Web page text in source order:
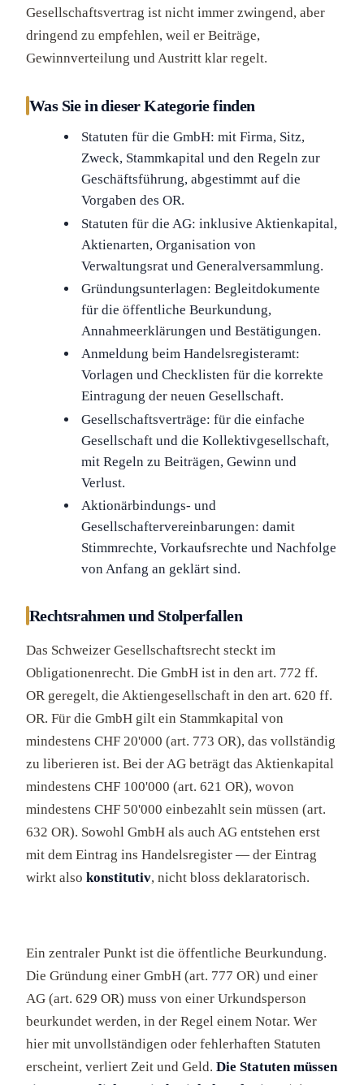
Gesellschaftsvertrag ist nicht immer zwingend, aber
dringend zu empfehlen, weil er Beiträge,
Gewinnverteilung und Austritt klar regelt.
Was Sie in dieser Kategorie finden
Statuten für die GmbH: mit Firma, Sitz,
Zweck, Stammkapital und den Regeln zur
Geschäftsführung, abgestimmt auf die
Vorgaben des OR.
Statuten für die AG: inklusive Aktienkapital,
Aktienarten, Organisation von
Verwaltungsrat und Generalversammlung.
Gründungsunterlagen: Begleitdokumente
für die öffentliche Beurkundung,
Annahmeerklärungen und Bestätigungen.
Anmeldung beim Handelsregisteramt:
Vorlagen und Checklisten für die korrekte
Eintragung der neuen Gesellschaft.
Gesellschaftsverträge: für die einfache
Gesellschaft und die Kollektivgesellschaft,
mit Regeln zu Beiträgen, Gewinn und
Verlust.
Aktionärbindungs- und
Gesellschaftervereinbarungen: damit
Stimmrechte, Vorkaufsrechte und Nachfolge
von Anfang an geklärt sind.
Rechtsrahmen und Stolperfallen
Das Schweizer Gesellschaftsrecht steckt im
Obligationenrecht. Die GmbH ist in den art. 772 ff.
OR geregelt, die Aktiengesellschaft in den art. 620 ff.
OR. Für die GmbH gilt ein Stammkapital von
mindestens CHF 20'000 (art. 773 OR), das vollständig
zu liberieren ist. Bei der AG beträgt das Aktienkapital
mindestens CHF 100'000 (art. 621 OR), wovon
mindestens CHF 50'000 einbezahlt sein müssen (art.
632 OR). Sowohl GmbH als auch AG entstehen erst
mit dem Eintrag ins Handelsregister — der Eintrag
wirkt also konstitutiv, nicht bloss deklaratorisch.
Ein zentraler Punkt ist die öffentliche Beurkundung.
Die Gründung einer GmbH (art. 777 OR) und einer
AG (art. 629 OR) muss von einer Urkundsperson
beurkundet werden, in der Regel einem Notar. Wer
hier mit unvollständigen oder fehlerhaften Statuten
erscheint, verliert Zeit und Geld. Die Statuten müssen